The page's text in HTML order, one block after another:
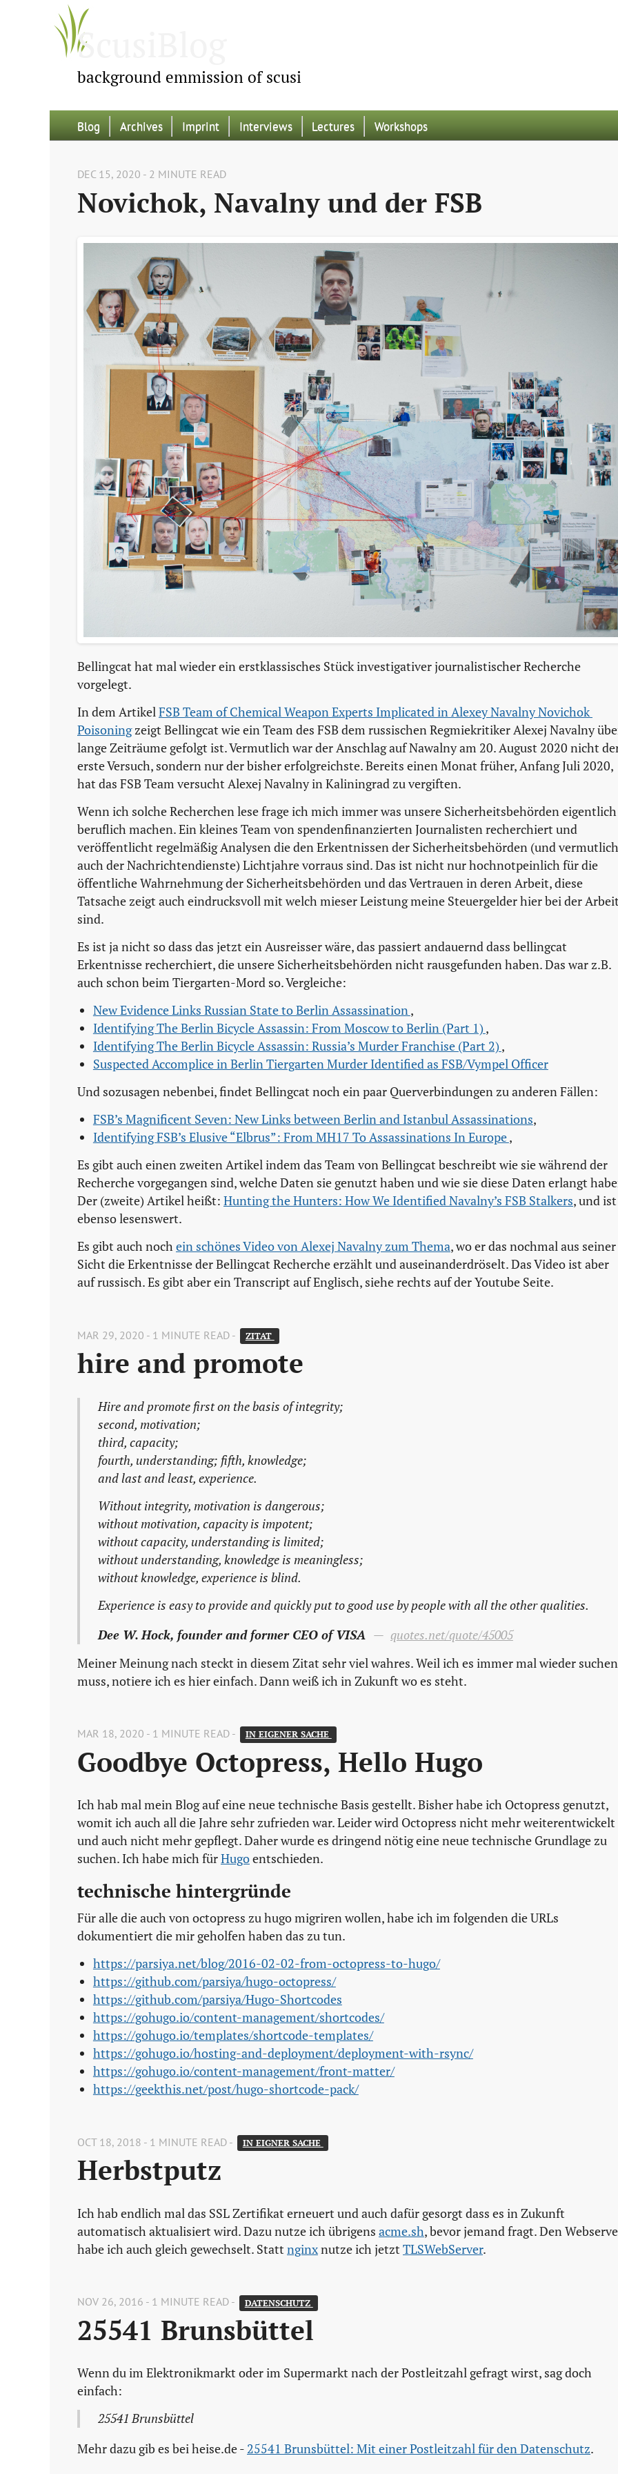
ScusiBlog
background emmission of scusi
Blog Archives Imprint Interviews Lectures Workshops
DEC 15, 2020 - 2 MINUTE READ
Novichok, Navalny und der FSB
Bellingcat hat mal wieder ein erstklassisches Stück investigativer journalistischer Recherche
vorgelegt.
In dem ArtikelFSB Team of Chemical Weapon Experts Implicated in Alexey Navalny Novichok
Poisoningzeigt Bellingcat wie ein Team des FSB dem russischen Regmiekritiker Alexej Navalny
lange Zeiträume gefolgt ist. Vermutlich war der Anschlag auf Nawalny am 20. August 2020 nicht
erste Versuch, sondern nur der bisher erfolgreichste. Bereits einen Monat früher, Anfang Juli 2020,
hat das FSB Team versucht Alexej Navalny in Kaliningrad zu vergiften.
Wenn ich solche Recherchen lese frage ich mich immer was unsere Sicherheitsbehörden eigentlich
beruflich machen. Ein kleines Team von spendenfinanzierten Journalisten recherchiert und
veröffentlicht regelmäßig Analysen die den Erkentnissen der Sicherheitsbehörden (und vermutlich
auch der Nachrichtendienste) Lichtjahre vorraus sind. Das ist nicht nur hochnotpeinlich für die
öffentliche Wahrnehmung der Sicherheitsbehörden und das Vertrauen in deren Arbeit, diese
Tatsache zeigt auch eindrucksvoll mit welch mieser Leistung meine Steuergelder hier bei der
sind.
Es ist ja nicht so dass das jetzt ein Ausreisser wäre, das passiert andauernd dass bellingcat
Erkentnisse recherchiert, die unsere Sicherheitsbehörden nicht rausgefunden haben. Das war z.B.
auch schon beim Tiergarten-Mord so. Vergleiche:
New Evidence Links Russian State to Berlin Assassination ,
Identifying The Berlin Bicycle Assassin: From Moscow to Berlin (Part 1) ,
Identifying The Berlin Bicycle Assassin: Russia’s Murder Franchise (Part 2) ,
Suspected Accomplice in Berlin Tiergarten Murder Identified as FSB/Vympel Officer
Und sozusagen nebenbei, findet Bellingcat noch ein paar Querverbindungen zu anderen Fällen:
FSB’s Magnificent Seven: New Links between Berlin and Istanbul Assassinations,
Identifying FSB’s Elusive “Elbrus”: From MH17 To Assassinations In Europe ,
Es gibt auch einen zweiten Artikel indem das Team von Bellingcat beschreibt wie sie während der
Recherche vorgegangen sind, welche Daten sie genutzt haben und wie sie diese Daten erlangt
Der (zweite) Artikel heißt: Hunting the Hunters: How We Identified Navalny’s FSB Stalkers, und ist
ebenso lesenswert.
Es gibt auch nochein schönes Video von Alexej Navalny zum Thema, wo er das nochmal aus seiner
Sicht die Erkentnisse der Bellingcat Recherche erzählt und auseinanderdröselt. Das Video ist aber
auf russisch. Es gibt aber ein Transcript auf Englisch, siehe rechts auf der Youtube Seite.
MAR 29, 2020 - 1 MINUTE READ - ZITAT
hire and promote
Hire and promote first on the basis of integrity;
second, motivation;
third, capacity;
fourth, understanding; fifth, knowledge;
and last and least, experience.
Without integrity, motivation is dangerous;
without motivation, capacity is impotent;
without capacity, understanding is limited;
without understanding, knowledge is meaningless;
without knowledge, experience is blind.
Experience is easy to provide and quickly put to good use by people with all the other qualities.
Dee W. Hock, founder and former CEO of VISA
quotes.net/quote/45005
Meiner Meinung nach steckt in diesem Zitat sehr viel wahres. Weil ich es immer mal wieder suchen
muss, notiere ich es hier einfach. Dann weiß ich in Zukunft wo es steht.
MAR 18, 2020 - 1 MINUTE READ - IN EIGENER SACHE
Goodbye Octopress, Hello Hugo
Ich hab mal mein Blog auf eine neue technische Basis gestellt. Bisher habe ich Octopress genutzt,
womit ich auch all die Jahre sehr zufrieden war. Leider wird Octopress nicht mehr weiterentwickelt
und auch nicht mehr gepflegt. Daher wurde es dringend nötig eine neue technische Grundlage zu
suchen. Ich habe mich fürHugoentschieden.
technische hintergründe
Für alle die auch von octopress zu hugo migriren wollen, habe ich im folgenden die URLs
dokumentiert die mir geholfen haben das zu tun.
https://parsiya.net/blog/2016-02-02-from-octopress-to-hugo/
https://github.com/parsiya/hugo-octopress/
https://github.com/parsiya/Hugo-Shortcodes
https://gohugo.io/content-management/shortcodes/
https://gohugo.io/templates/shortcode-templates/
https://gohugo.io/hosting-and-deployment/deployment-with-rsync/
https://gohugo.io/content-management/front-matter/
https://geekthis.net/post/hugo-shortcode-pack/
OCT 18, 2018 - 1 MINUTE READ - IN EIGNER SACHE
Herbstputz
Ich hab endlich mal das SSL Zertifikat erneuert und auch dafür gesorgt dass es in Zukunft
automatisch aktualisiert wird. Dazu nutze ich übrigens acme.sh, bevor jemand fragt. Den
habe ich auch gleich gewechselt. Statt nginxnutze ich jetzt TLSWebServer.
NOV 26, 2016 - 1 MINUTE READ - DATENSCHUTZ
25541 Brunsbüttel
Wenn du im Elektronikmarkt oder im Supermarkt nach der Postleitzahl gefragt wirst, sag doch
einfach:
25541 Brunsbüttel
Mehr dazu gib es bei heise.de - 25541 Brunsbüttel: Mit einer Postleitzahl für den Datenschutz.